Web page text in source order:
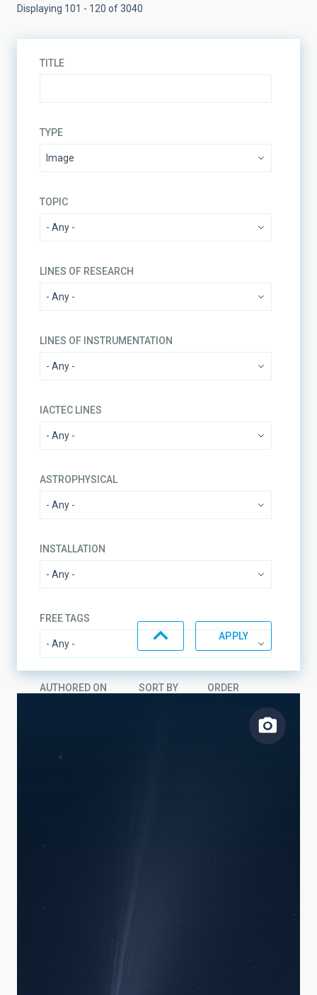
Displaying 101 - 120 of 3040
TITLE
TYPE
TOPIC
LINES OF RESEARCH
LINES OF INSTRUMENTATION
IACTEC LINES
ASTROPHYSICAL
INSTALLATION
FREE TAGS
AUTHORED ON SORT BY ORDER